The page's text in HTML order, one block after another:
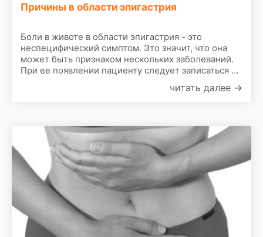
Причины в области эпигастрия
Боли в животе в области эпигастрия - это
неспецифический симптом. Это значит, что она
может быть признаком нескольких заболеваний.
При ее появлении пациенту следует записаться на
осмотра врач назначит сделать следующие
читать далее →